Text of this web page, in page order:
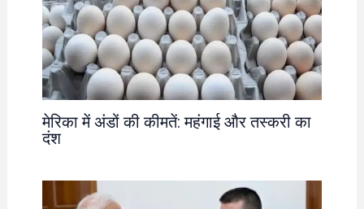
मेरिका में अंडों की कीमतें: महंगाई और तस्करी का
दंश